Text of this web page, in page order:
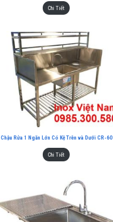
Chi Tiết
Chậu Rửa 1 Ngăn Lớn Có Kệ Trên và Dưới CR-60
Chi Tiết